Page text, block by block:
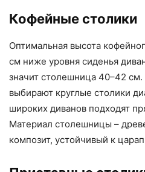
Кофейные столики
Оптимальная высота
см ниже уровня сиденья
значит столешница 40–42
выбирают круглые столики
широких диванов подходят
Материал столешницы –
композит, устойчивый к